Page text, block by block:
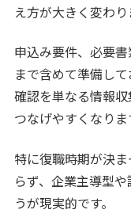
え方が大きく変わり
申込み要件、必要
まで含めて準備し
確認を単なる情報
つなげやすくなりま
特に復職時期が決
らず、企業主導型
うが現実的です。